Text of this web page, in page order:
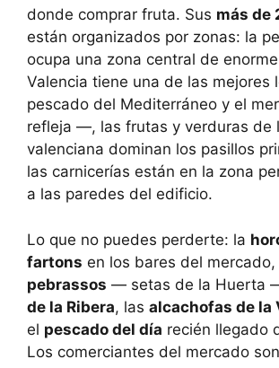
donde comprar fruta. Sus más de
están organizados por zonas: la
ocupa una zona central de
Valencia tiene una de las mejores
pescado del Mediterráneo y el
refleja —, las frutas y verduras de
valenciana dominan los pasillos
las carnicerías están en la zona
a las paredes del edificio.
Lo que no puedes perderte: la
fartons en los bares del mercado,
pebrassos — setas de la Huerta
de la Ribera, las alcachofas de la
el pescado del día recién llegado
Los comerciantes del mercado